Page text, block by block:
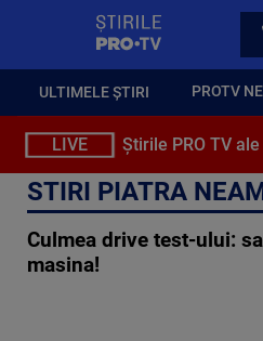
ULTIMELE ȘTIRI PROTV
LIVE Știrile PRO TV
STIRI PIATRA
Culmea drive test-ului:
masina!